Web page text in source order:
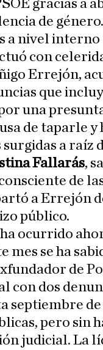
gracias a
de
a nivel interno
con
Errejón,
que
una
de taparle y
a raíz
Fallarás,
de
a Errejón
público.
ocurrido
mes se ha
de
con dos
septiembre
pero sin
judicial. La